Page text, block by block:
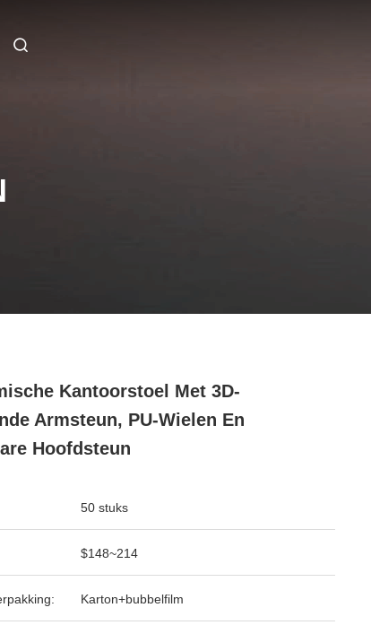
Kantoorstoel Met 3D-
Armsteun, PU-Wielen En
Hoofdsteun
50 stuks
$148~214
Karton+bubbelfilm